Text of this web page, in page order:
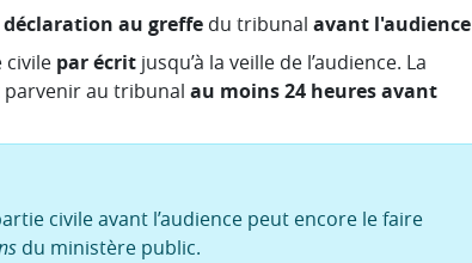
déclaration au greffe du tribunal avant l'audience
civile par écrit jusqu’à la veille de l’audience. La
au tribunal au moins24 heures avant
civile avant l’audience peut encore le faire
du ministère public.